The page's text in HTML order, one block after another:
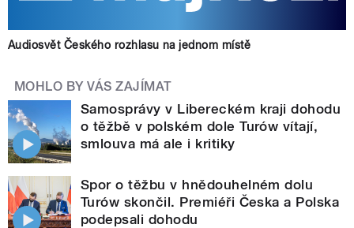
Audiosvět Českého rozhlasu na jednom místě
MOHLO BY VÁS ZAJÍMAT
Samosprávy v Libereckém kraji dohodu
o těžbě v polském dole Turów vítají,
smlouva má ale i kritiky
Spor o těžbu v hnědouhelném dolu
Turów skončil. Premiéři Česka a Polska
podepsali dohodu